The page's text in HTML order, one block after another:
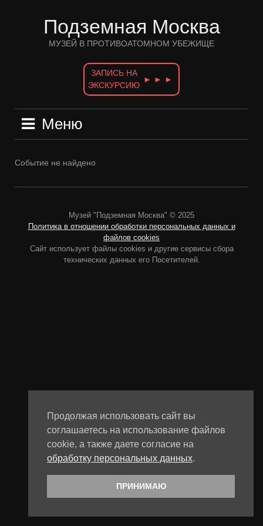
Подземная Москва
МУЗЕЙ В ПРОТИВОАТОМНОМ УБЕЖИЩЕ
ЗАПИСЬ НА
ЭКСКУРСИЮ
► ► ►
Меню
Событие не найдено
Музей "Подземная Москва" © 2025
Политика в отношении обработки персональных данных и
файлов cookies
Сайт использует файлы cookies и другие сервисы сбора
технических данных его Посетителей.
Продолжая использовать сайт вы
соглашаетесь на использование файлов
cookie, а также даете согласие на
обработку персональных данных.
ПРИНИМАЮ